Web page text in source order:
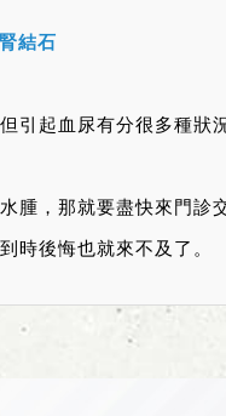
結石
引起血尿有分很多種
腫，那就要盡快來門
時後悔也就來不及了。